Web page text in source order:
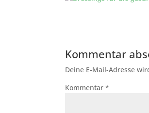
Kommentar
Deine E-Mail-Adresse
Kommentar*